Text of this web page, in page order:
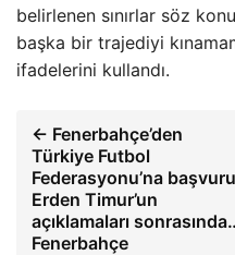
belirlenen sınırlar söz
başka bir trajediyi
ifadelerini kullandı.
← Fenerbahçe’den
Türkiye Futbol
Federasyonu’na
Erden Timur’un
açıklamaları
Fenerbahçe